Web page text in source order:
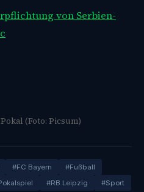
von Serbien-
(Foto: Picsum)
#FC Bayern
#Fußball
#RB Leipzig #Sport